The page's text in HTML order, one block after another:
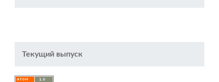
Текущий выпуск